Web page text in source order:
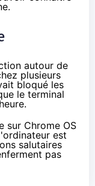
autour de
plusieurs
bloqué les
le terminal
sur Chrome OS
est
salutaires
pas